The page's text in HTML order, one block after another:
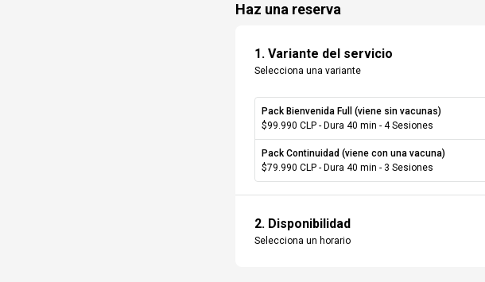
Haz una reserva
1. Variante del servicio
Selecciona una variante
Variante del servicio
Pack Bienvenida Full (viene sin vacunas)
$99.990 CLP - Dura 40 min - 4 Sesiones
Pack Continuidad (viene con una vacuna)
$79.990 CLP - Dura 40 min - 3 Sesiones
2. Disponibilidad
Selecciona un horario
¿Tienes algún código de descuento?
Total
Realiza la reserva